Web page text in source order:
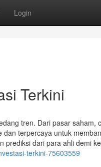
Login
Terkini
tren. Dari pasar saham,
terpercaya untuk
prediksi dari para ahli demi
terkini-75603559